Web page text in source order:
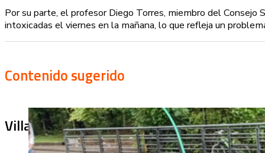
Por su parte, el profesor Diego Torres, miembro del Consejo
intoxicadas el viernes en la mañana, lo que refleja un
Contenido sugerido
Villa Julia no puede tapar el problema: